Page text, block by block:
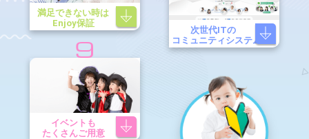
満足できない時は
Enjoy保証
次世代ITの
コミュニティシステム
9
イベントも
たくさんご用意